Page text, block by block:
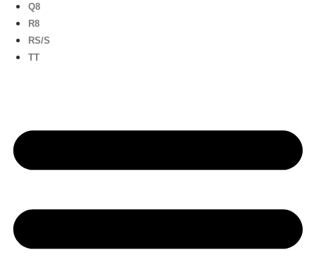
Q8
R8
RS/S
TT